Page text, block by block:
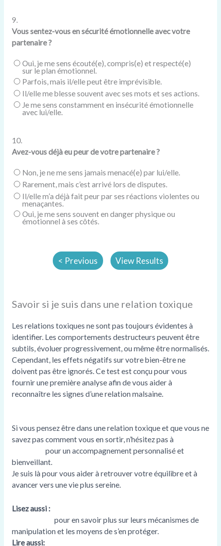
9.
Vous sentez-vous en sécurité émotionnelle avec votre
partenaire ?
Oui, je me sens écouté(e), compris(e) et respecté(e)
sur le plan émotionnel.
Parfois, mais il/elle peut être imprévisible.
Il/elle me blesse souvent avec ses mots et ses actions.
Je me sens constamment en insécurité émotionnelle
avec lui/elle.
10.
Avez-vous déjà eu peur de votre partenaire ?
Non, je ne me sens jamais menacé(e) par lui/elle.
Rarement, mais c’est arrivé lors de disputes.
Il/elle m’a déjà fait peur par ses réactions violentes ou
menaçantes.
Oui, je me sens souvent en danger physique ou
émotionnel à ses côtés.
Savoir si je suis dans une relation toxique
Les relations toxiques ne sont pas toujours évidentes à
identifier. Les comportements destructeurs peuvent être
subtils, évoluer progressivement, ou même être normalisés.
Cependant, les effets négatifs sur votre bien-être ne
doivent pas être ignorés. Ce test est conçu pour vous
fournir une première analyse afin de vous aider à
reconnaître les signes d’une relation malsaine.
Si vous pensez être dans une relation toxique et que vous ne
savez pas comment vous en sortir, n’hésitez pas à
pour un accompagnement personnalisé et
bienveillant.
Je suis là pour vous aider à retrouver votre équilibre et à
avancer vers une vie plus sereine.
Lisez aussi :
pour en savoir plus sur leurs mécanismes de
manipulation et les moyens de s’en protéger.
Lire aussi: